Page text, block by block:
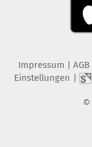
Impressum | AGB
Einstellungen |
©